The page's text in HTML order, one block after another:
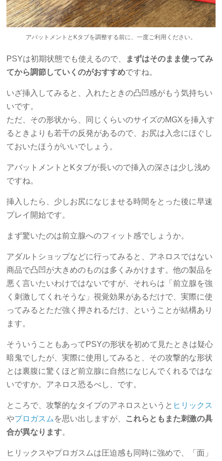
アバットメントとKタブを調整する前に、一度ご利用ください。
PSYは初期状態でも使えるので、
まずはそのまま使ってみ
てから調節していくのがおすすめですね。
いざ挿入してみると、入れたときの凸凹感がもう気持ちい
いです。
ただ、その形状から、同じくらいのサイズのMGXを挿入す
るときよりも若干の反発があるので、お尻は入念にほぐし
ておいたほうがいいでしょう。
アバットメントとKタブが長いので挿入の深さは少し浅め
ですね。
挿入したら、少しお尻になじませる時間をとった後に早速
プレイ開始です。
まず驚いたのは前立腺へのフィット感でしょうか。
アダルトショップなどに行ってみると、アネロスではない
商品で凸凹が大きめのものは多くみかけます。他の製品を
悪く言いたいわけではないですが、それらは「前立腺を強
く刺激してくれそうな」視覚効果があるだけで、実際に使
ってみるとただ強く押されるだけ、ということが結構あり
ます。
そういうこともあってPSYの形状を初めて見たときは疑心
暗鬼でしたが、実際に使用してみると、その攻撃的な形状
とは裏腹に驚くほど前立腺に自然になじんでくれるではな
いですか。アネロス恐るべし、です。
ところで、攻撃的なタイプのアネロスというと ヒリックス
やプロガスム を思い出しますが、 これらともまた刺激の具
合が異なります。
ヒリックスやプロガスムは圧迫感も同時に強めで、「面」